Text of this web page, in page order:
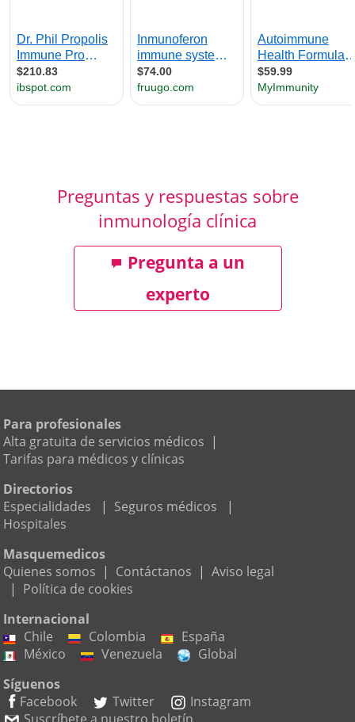
Preguntas y respuestas sobre
inmunología clínica
Pregunta a un
experto
Para profesionales
Alta gratuita de servicios médicos |
Tarifas para médicos y clínicas
Directorios
Especialidades
| Seguros médicos
|
Hospitales
Masquemedicos
Quienes somos | Contáctanos | Aviso legal
| Política de cookies
Internacional
Chile
Colombia
España
México
Venezuela
Global
Síguenos
Facebook
Twitter
Instagram
Suscríbete a nuestro boletín